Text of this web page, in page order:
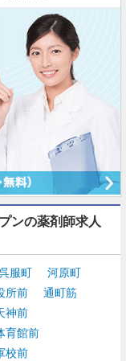
ンの薬剤師求人
服町
河原町
所前
通町筋
神前
育館前
校前